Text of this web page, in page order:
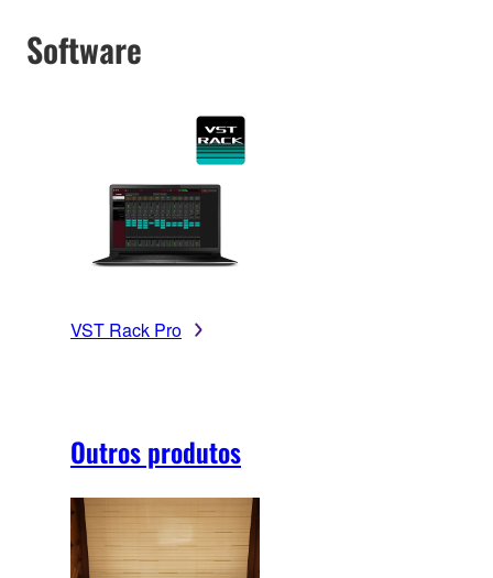
Software
VST Rack Pro
Outros produtos